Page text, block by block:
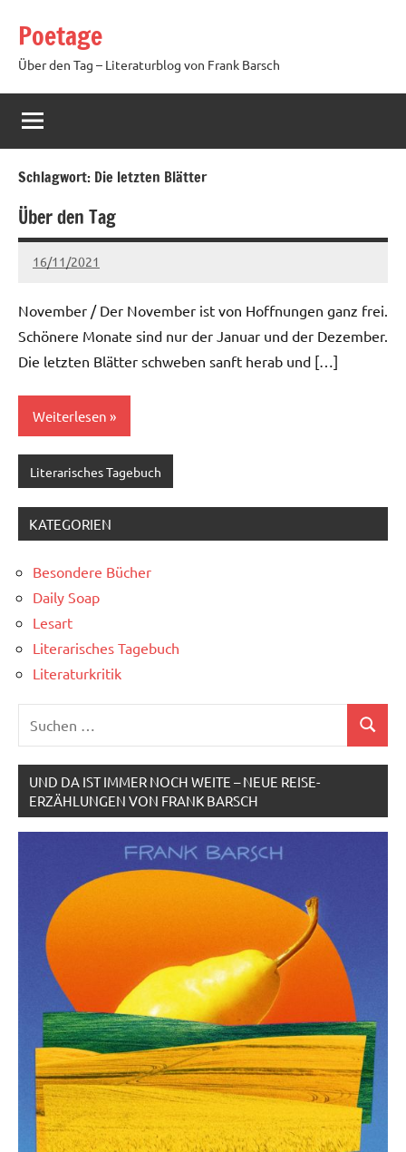
Inhalt
springen
Poetage
Über den Tag – Literaturblog von Frank Barsch
Schlagwort: Die letzten Blätter
Über den Tag
16/11/2021
Ria
Keine
November / Der November ist von Hoffnungen ganz frei.
Schönere Monate sind nur der Januar und der Dezember.
Die letzten Blätter schweben sanft herab und […]
Weiterlesen
Literarisches Tagebuch
KATEGORIEN
Besondere Bücher
Daily Soap
Lesart
Literarisches Tagebuch
Literaturkritik
Suchen
UND DA IST IMMER NOCH WEITE – NEUE REISE-
ERZÄHLUNGEN VON FRANK BARSCH